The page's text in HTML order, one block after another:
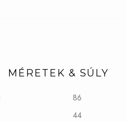
MÉRETEK & SÚLY
86
44